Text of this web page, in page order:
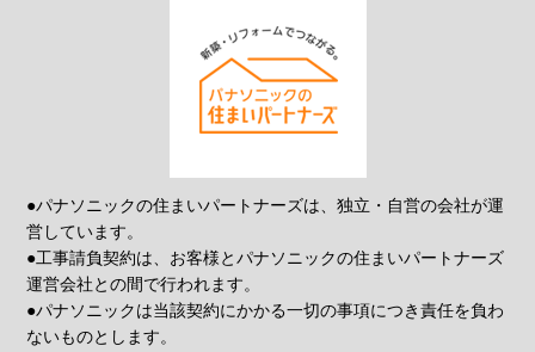
●パナソニックの住まいパートナーズは、独立・自営の会社が運
営しています。
●工事請負契約は、お客様とパナソニックの住まいパートナーズ
運営会社との間で行われます。
●パナソニックは当該契約にかかる一切の事項につき責任を負わ
ないものとします。